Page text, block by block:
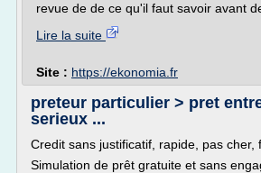
revue de de ce qu'il faut savoir avant
Lire la suite
Site : https://ekonomia.fr
preteur particulier > pret
serieux ...
Credit sans justificatif, rapide, pas cher,
Simulation de prêt gratuite et sans